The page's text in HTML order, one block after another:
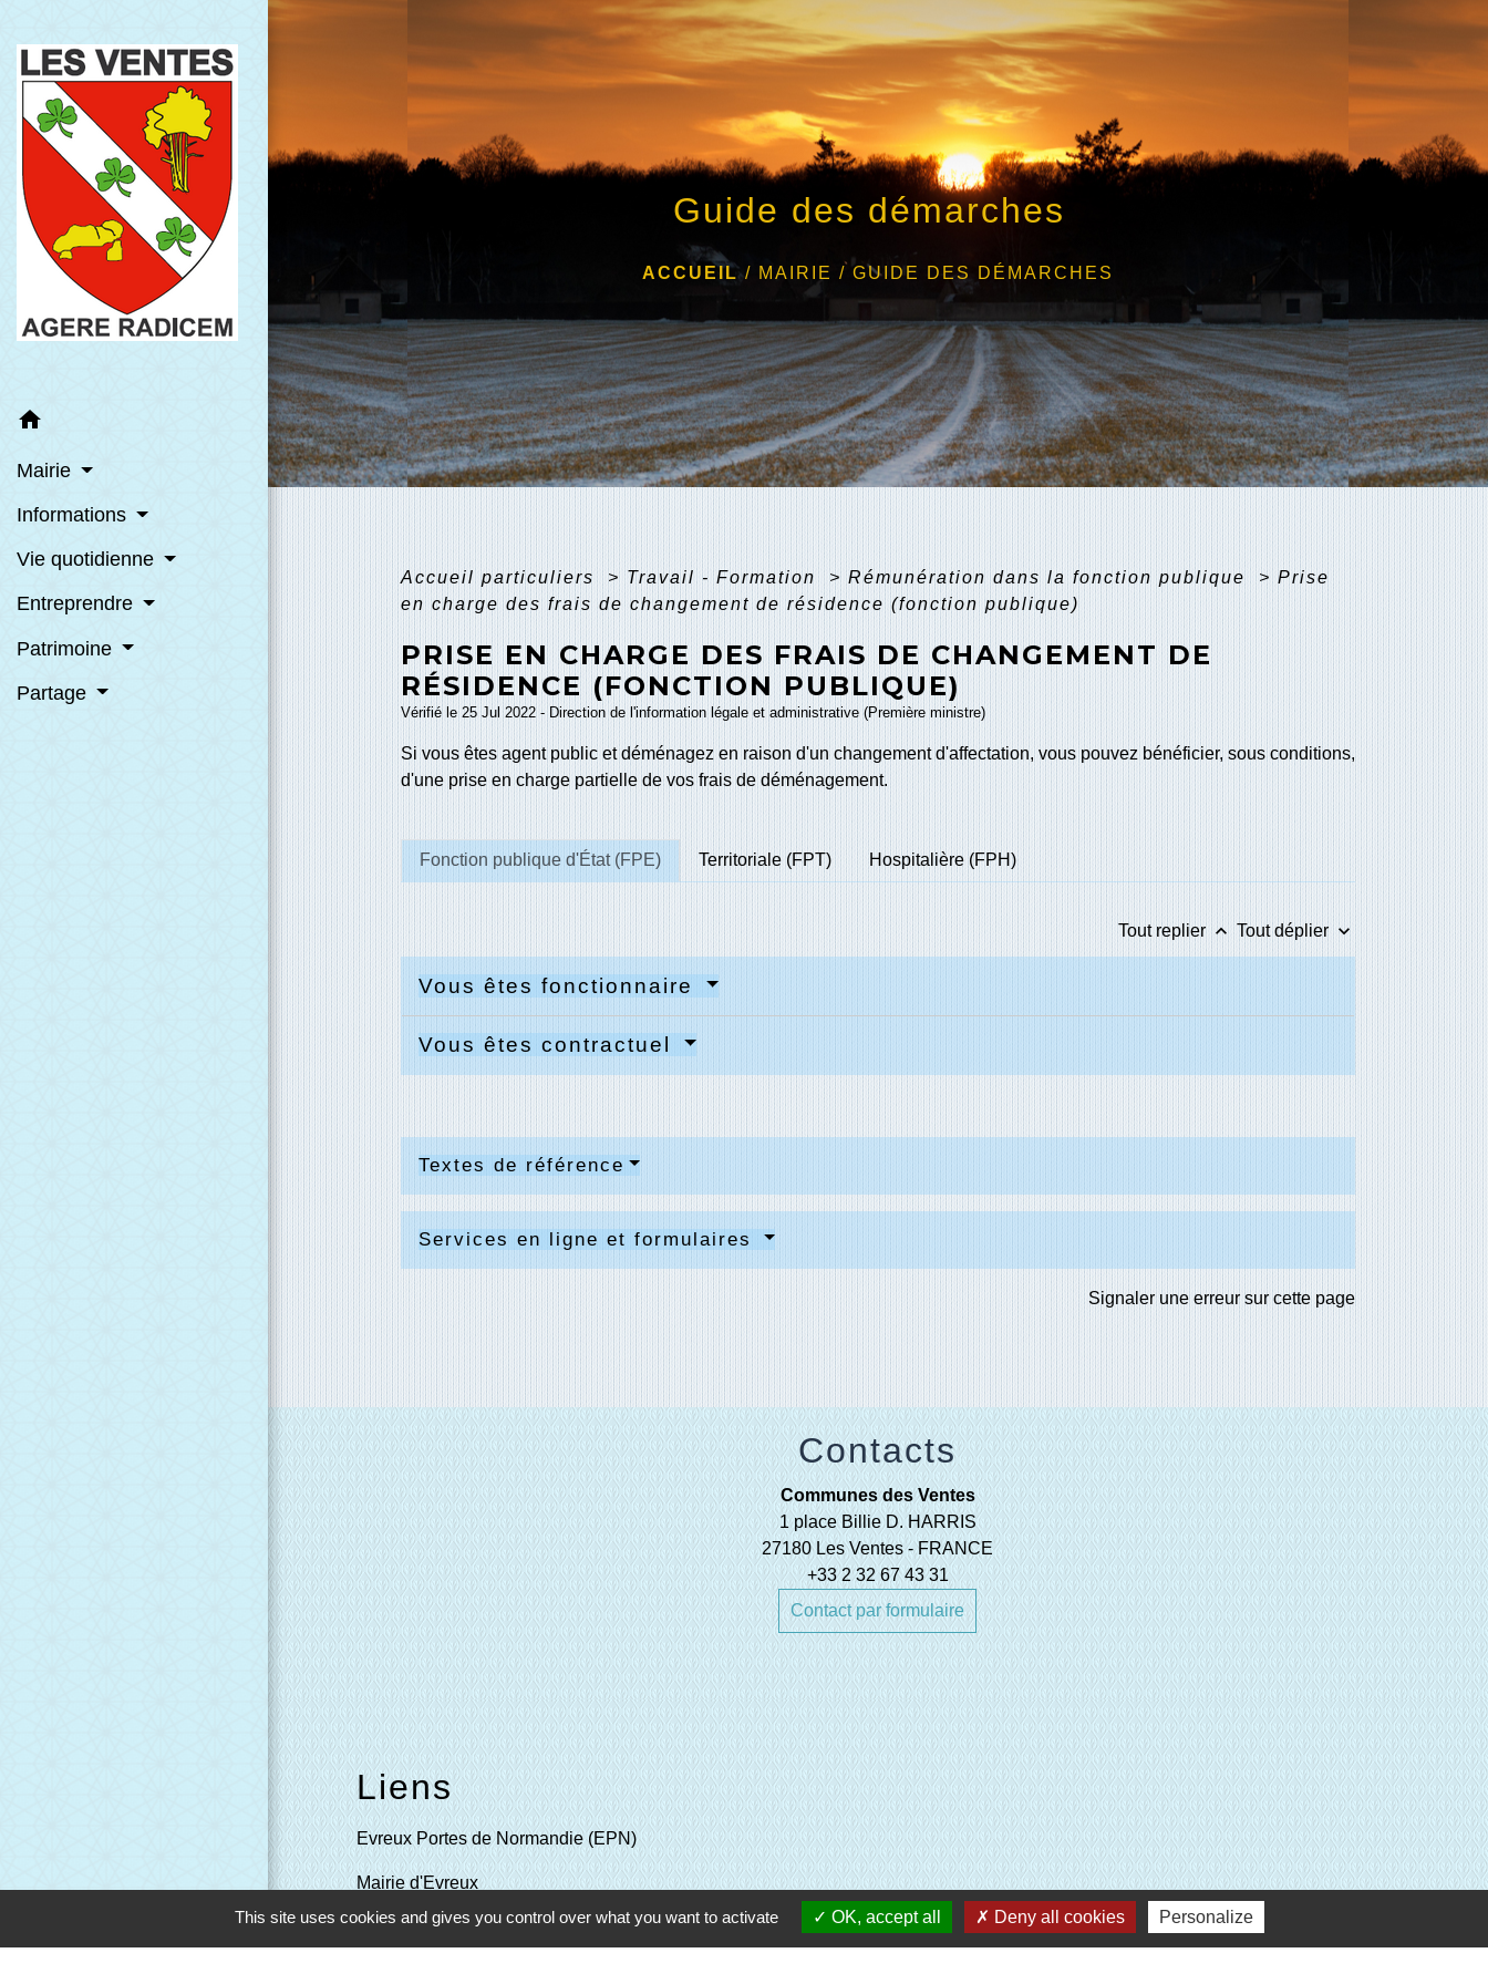
home
Mairie
Informations
Vie quotidienne
Entreprendre
Patrimoine
Partage
Guide des démarches
ACCUEIL/ MAIRIE / GUIDE DES DÉMARCHES
Accueil particuliers > Travail - Formation > Rémunération dans la fonction publique > Prise
en charge des frais de changement de résidence (fonction publique)
PRISE EN CHARGE DES FRAIS DE CHANGEMENT DE
RÉSIDENCE (FONCTION PUBLIQUE)
Vérifié le 25 Jul 2022 - Direction de l'information légale et administrative (Première ministre)
Si vous êtes agent public et déménagez en raison d'un changement d'affectation, vous pouvez bénéficier, sous conditions,
d'une prise en charge partielle de vos frais de déménagement.
Fonction publique d'État (FPE) Territoriale (FPT) Hospitalière (FPH)
Tout replier keyboard_arrow_up Tout déplier keyboard_arrow_down
Vous êtes fonctionnaire
Vous êtes contractuel
Textes de référence
Services en ligne et formulaires
Signaler une erreur sur cette page
Contacts
Communes des Ventes
1 place Billie D. HARRIS
27180 Les Ventes - FRANCE
+33 2 32 67 43 31
Contact par formulaire
Liens
Evreux Portes de Normandie (EPN)
Mairie d'Evreux
Le Comptoir des Loisirs
This site uses cookies and gives you control over what you want to activate OK, accept all Deny all cookies Personalize